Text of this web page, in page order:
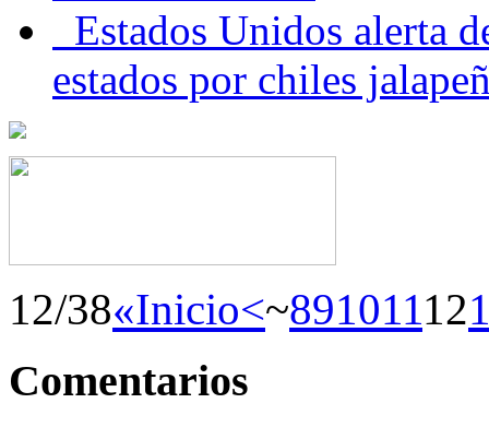
Estados Unidos alerta
estados por chiles
12/38«Inicio<~89101112
Comentarios